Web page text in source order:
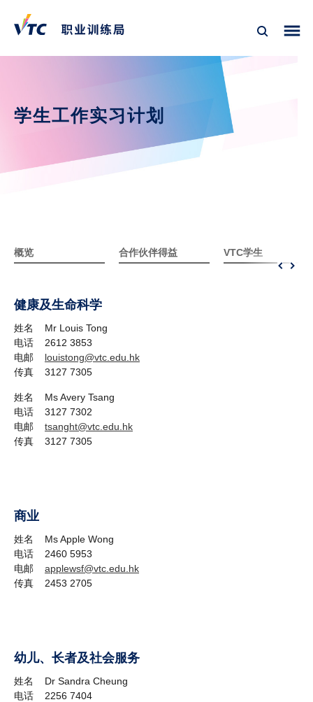
学生工作实习计划
概览 合作伙伴得益 VTC学生
健康及生命科学
姓名 Mr Louis Tong
电话 2612 3853
电邮 louistong@vtc.edu.hk
传真 3127 7305
姓名 Ms Avery Tsang
电话 3127 7302
电邮 tsanght@vtc.edu.hk
传真 3127 7305
商业
姓名 Ms Apple Wong
电话 2460 5953
电邮 applewsf@vtc.edu.hk
传真 2453 2705
幼儿、长者及社会服务
姓名 Dr Sandra Cheung
电话 2256 7404